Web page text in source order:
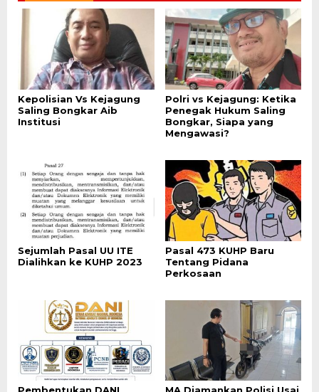
Kepolisian Vs Kejagung
Saling Bongkar Aib
Institusi
Polri vs Kejagung: Ketika
Penegak Hukum Saling
Bongkar, Siapa yang
Mengawasi?
Sejumlah Pasal UU ITE
Dialihkan ke KUHP 2023
Pasal 473 KUHP Baru
Tentang Pidana
Perkosaan